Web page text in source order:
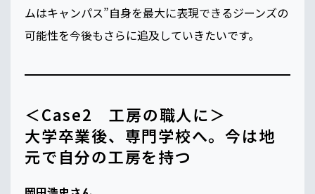
ムはキャンパス”自身を最大に表現できるジーンズの
可能性を今後もさらに追及していきたいです。
＜Case2 工房の職人に＞
大学卒業後、専門学校へ。今は地
元で自分の工房を持つ